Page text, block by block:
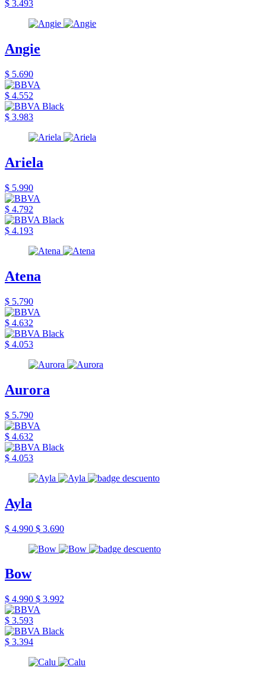
$ 3.493
Angie
$ 5.690
$ 4.552
$ 3.983
Ariela
$ 5.990
$ 4.792
$ 4.193
Atena
$ 5.790
$ 4.632
$ 4.053
Aurora
$ 5.790
$ 4.632
$ 4.053
Ayla
$ 4.990 $ 3.690
Bow
$ 4.990 $ 3.992
$ 3.593
$ 3.394